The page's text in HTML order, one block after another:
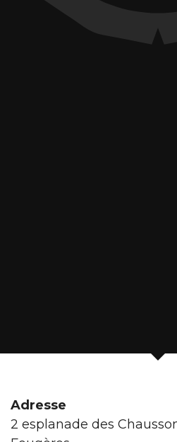
Adresse
2 esplanade des